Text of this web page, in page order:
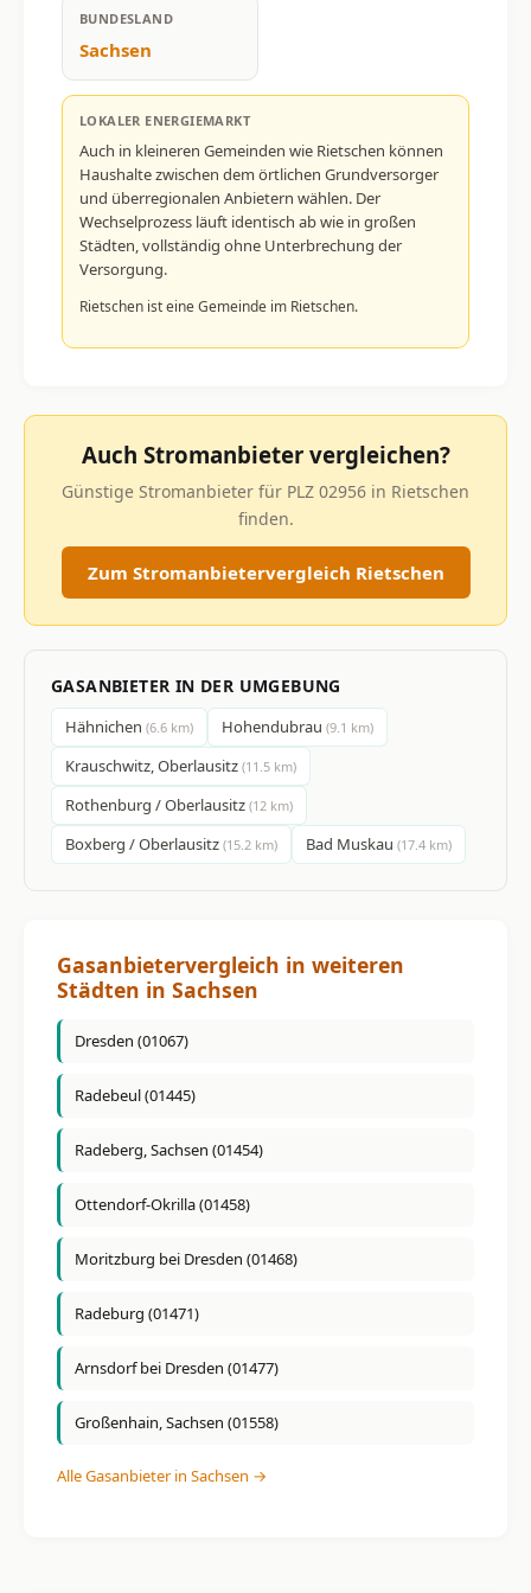
BUNDESLAND
Sachsen
LOKALER ENERGIEMARKT
Auch in kleineren Gemeinden wie Rietschen können
Haushalte zwischen dem örtlichen Grundversorger
und überregionalen Anbietern wählen. Der
Wechselprozess läuft identisch ab wie in großen
Städten, vollständig ohne Unterbrechung der
Versorgung.
Rietschen ist eine Gemeinde im Rietschen.
Auch Stromanbieter vergleichen?
Günstige Stromanbieter für PLZ 02956 in Rietschen
finden.
Zum Stromanbietervergleich Rietschen
GASANBIETER IN DER UMGEBUNG
Hähnichen (6.6 km) Hohendubrau (9.1 km)
Krauschwitz, Oberlausitz (11.5 km)
Rothenburg / Oberlausitz (12 km)
Boxberg / Oberlausitz (15.2 km) Bad Muskau (17.4 km)
Gasanbietervergleich in weiteren
Städten in Sachsen
Dresden (01067)
Radebeul (01445)
Radeberg, Sachsen (01454)
Ottendorf-Okrilla (01458)
Moritzburg bei Dresden (01468)
Radeburg (01471)
Arnsdorf bei Dresden (01477)
Großenhain, Sachsen (01558)
Alle Gasanbieter in Sachsen →